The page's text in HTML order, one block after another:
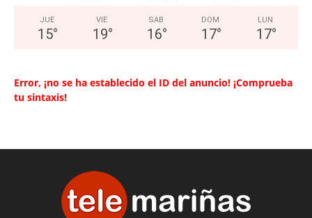
JUE
15°
VIE
19°
SAB
16°
DOM
17°
LUN
17°
Error, ¡no se ha establecido el ID del anuncio! ¡Comprueba
tu sintaxis!